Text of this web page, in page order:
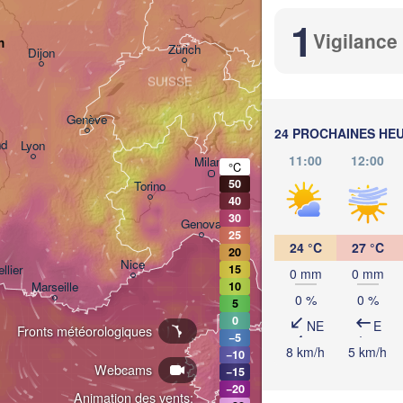
1 Vigilance
24 PROCHAINES
11:00
12:00
24 °C
0 mm
0 %
NE
8 km/h
27 °C
0 mm
0 %
E
5 km/h
Animation des vents:
Webcams
Fronts météorologiques
Milano
Lyon
Marseille
Torino
Genova
Genève
Verona
Dijon Zürich
Nice
SUISSE
Venezia
Perugia
Bologna
ITALIE
°C
50
40
30
25
20
15
10
5
0
−5
−10
−15
−20